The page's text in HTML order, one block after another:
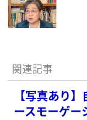
関連記事
【写真あり
ースモーゲー